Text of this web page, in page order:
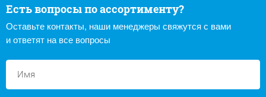
Есть вопросы по ассортименту?
Оставьте контакты, наши менеджеры свяжутся с вами
и ответят на все вопросы